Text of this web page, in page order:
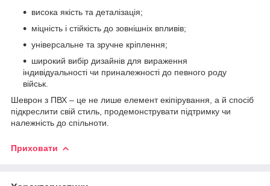
висока якість та деталізація;
міцність і стійкість до зовнішніх впливів;
універсальне та зручне кріплення;
широкий вибір дизайнів для вираження
індивідуальності чи приналежності до певного роду
військ.
Шеврон з ПВХ – це не лише елемент екіпірування, а й спосіб
підкреслити свій стиль, продемонструвати підтримку чи
належність до спільноти.
Приховати